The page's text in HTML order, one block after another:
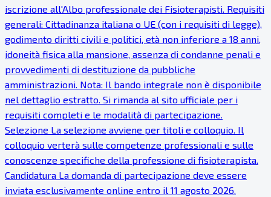
iscrizione all'Albo professionale dei Fisioterapisti. Requisiti
generali: Cittadinanza italiana o UE (con i requisiti di legge),
godimento diritti civili e politici, età non inferiore a 18 anni,
idoneità fisica alla mansione, assenza di condanne penali e
provvedimenti di destituzione da pubbliche
amministrazioni. Nota: Il bando integrale non è disponibile
nel dettaglio estratto. Si rimanda al sito ufficiale per i
requisiti completi e le modalità di partecipazione.
Selezione La selezione avviene per titoli e colloquio. Il
colloquio verterà sulle competenze professionali e sulle
conoscenze specifiche della professione di fisioterapista.
Candidatura La domanda di partecipazione deve essere
inviata esclusivamente online entro il 11 agosto 2026.